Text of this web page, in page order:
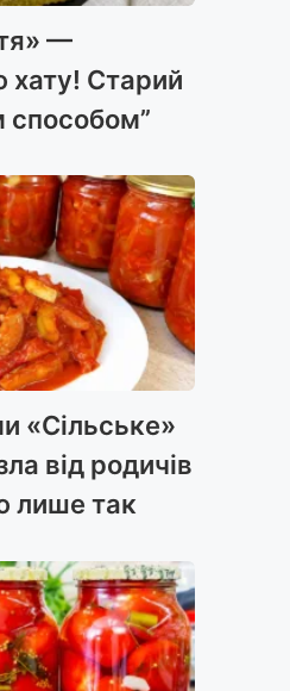
—
хату! Старий
способом”
«Сільське»
від родичів
лише так